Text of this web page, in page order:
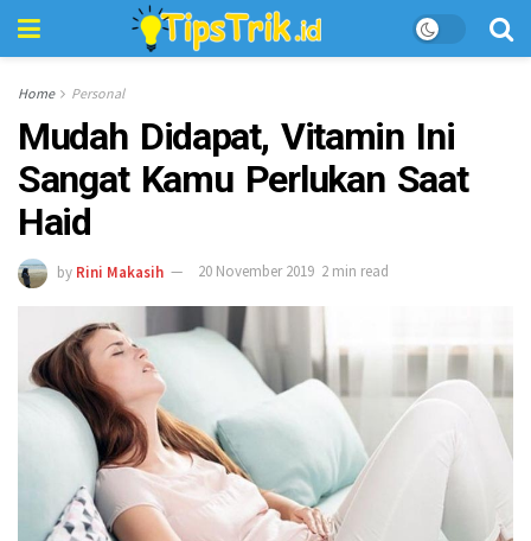
Home Personal
Mudah Didapat, Vitamin Ini
Sangat Kamu Perlukan Saat
Haid
by Rini Makasih 20 November 2019 2 min read